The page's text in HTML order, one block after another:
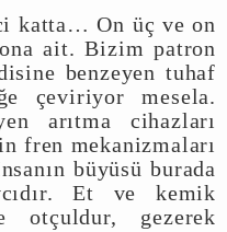
katta… On üç ve on
ait. Bizim patron
benzeyen tuhaf
çeviriyor mesela.
arıtma cihazları
fren mekanizmaları
büyüsü burada
Et ve kemik
gezerek